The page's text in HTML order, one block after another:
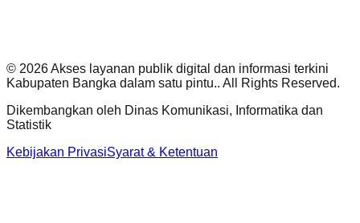
© 2026Akses layanan publik digital dan informasi terkini
Kabupaten Bangka dalam satu pintu.. All Rights Reserved.
Dikembangkan oleh Dinas Komunikasi, Informatika dan
Statistik
Kebijakan PrivasiSyarat & Ketentuan